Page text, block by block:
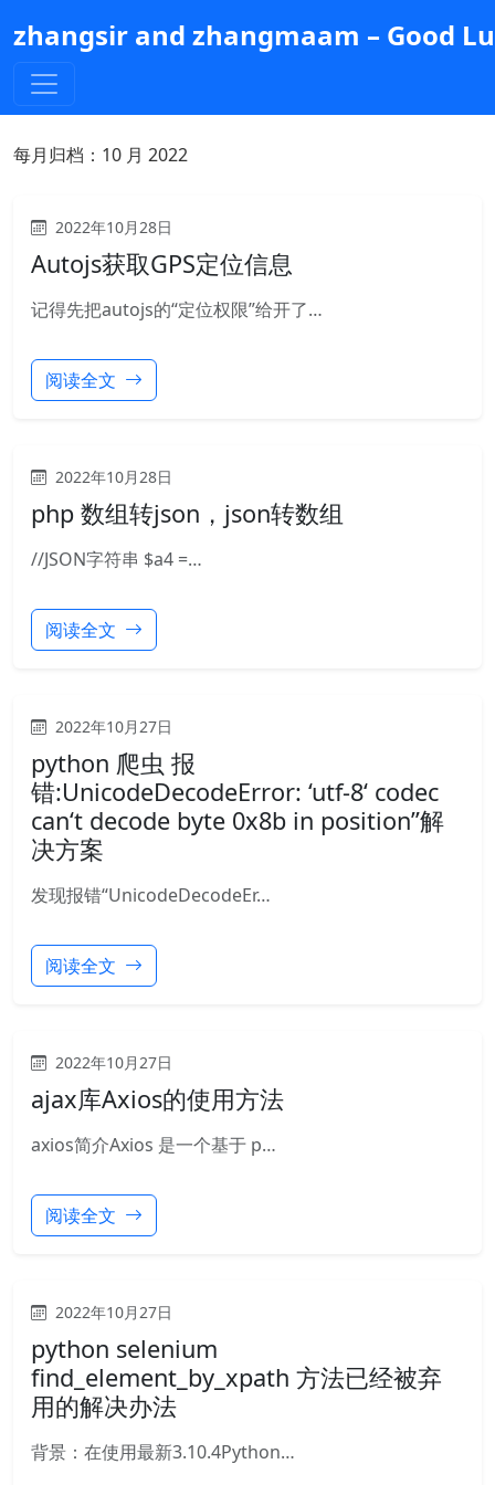
到
主
内
容
zhangsir and zhangmaam – Good
每月归档： 10 月 2022
2022年10月28日
Autojs获取GPS定位信息
记得先把autojs的“定位权限”给开了…
阅读全文
2022年10月28日
php 数组转json，json转数组
//JSON字符串 $a4 =…
阅读全文
2022年10月27日
python 爬虫 报
错:UnicodeDecodeError: ‘utf-8‘ codec
can‘t decode byte 0x8b in position”解
决方案
发现报错“UnicodeDecodeEr…
阅读全文
2022年10月27日
ajax库Axios的使用方法
axios简介Axios 是一个基于 p…
阅读全文
2022年10月27日
python selenium
find_element_by_xpath 方法已经被弃
用的解决办法
背景：在使用最新3.10.4Python…